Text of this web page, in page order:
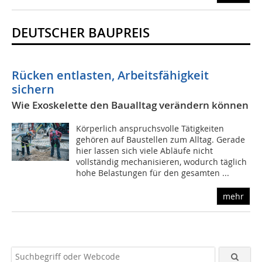
DEUTSCHER BAUPREIS
Rücken entlasten, Arbeitsfähigkeit
sichern
Wie Exoskelette den Baualltag verändern können
Körperlich anspruchsvolle Tätigkeiten
gehören auf Baustellen zum Alltag. Gerade
hier lassen sich viele Abläufe nicht
vollständig mechanisieren, wodurch täglich
hohe Belastungen für den gesamten ...
mehr